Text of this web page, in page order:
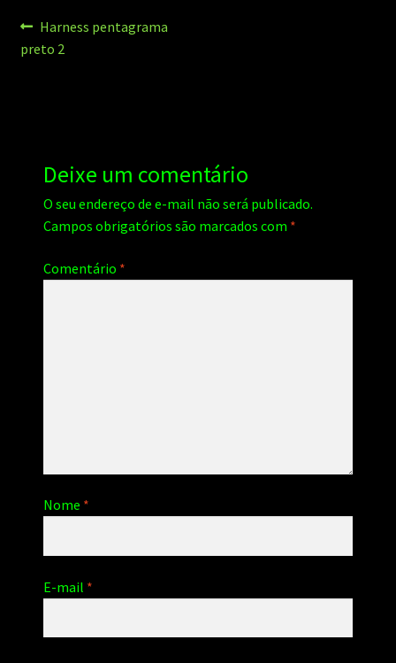
Navegação
de
Post
anterior:
Harness pentagrama
preto 2
Deixe um comentário
O seu endereço de e-mail não será publicado.
Campos obrigatórios são marcados com *
Comentário *
Nome *
E-mail *